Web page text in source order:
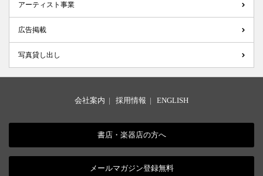
アーティスト事業
広告掲載
写真貸し出し
会社案内 | 採用情報 | ENGLISH
書店・楽器店の方へ
メールマガジン登録無料